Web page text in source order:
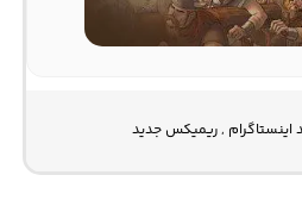
اینستاگرام , ریمیکس جدید